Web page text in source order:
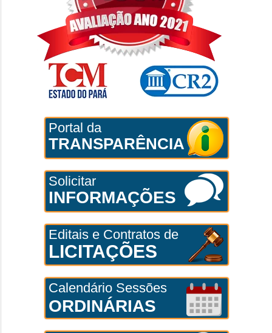
Portal da
TRANSPARÊNCIA
Solicitar
INFORMAÇÕES
Editais e Contratos de
LICITAÇÕES
Calendário Sessões
ORDINÁRIAS